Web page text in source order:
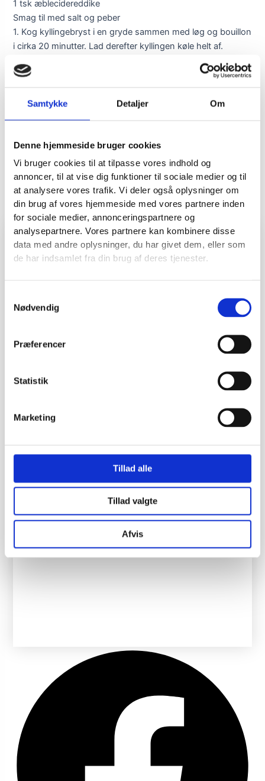
Samtykke Detaljer Om
Denne hjemmeside bruger cookies
Vi bruger cookies til at tilpasse vores indhold og
annoncer, til at vise dig funktioner til sociale medier og til
at analysere vores trafik. Vi deler også oplysninger om
din brug af vores hjemmeside med vores partnere inden
for sociale medier, annonceringspartnere og
analysepartnere. Vores partnere kan kombinere disse
data med andre oplysninger, du har givet dem, eller som
de har indsamlet fra din brug af deres tjenester.
Nødvendig
Præferencer
Statistik
Marketing
Tillad alle
Tillad valgte
Afvis
1 tsk æblecidereddike
Smag til med salt og peber
1. Kog kyllingebryst i en gryde sammen med løg og bouillon
i cirka 20 minutter. Lad derefter kyllingen køle helt af.
2. Tænd ovnen på 200 grader varmluft og beklæd en
bageplade med et stykke bagepapir.
cirka 12 minutter, indtil det er sprødt.
4. I mellemtiden anrettes salatbladene på et fad og
5. Ryst alle ingredienserne til dressingen sammen og sæt
den til side, indtil brug.
6. Riv kyllingen i strimler og hak den bagte bacon groft.
7. Vend kyllingen med salatbladene og top derefter salten
med tomat, mozzarella og avocado.
8 Drys som det sidste salaten med bacon og dressing.